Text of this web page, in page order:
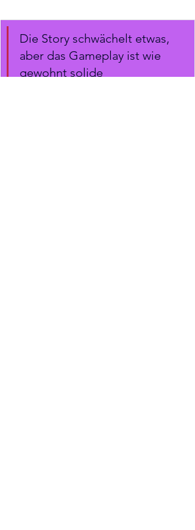
Die Story schwächelt etwas,
aber das Gameplay ist wie
gewohnt solide